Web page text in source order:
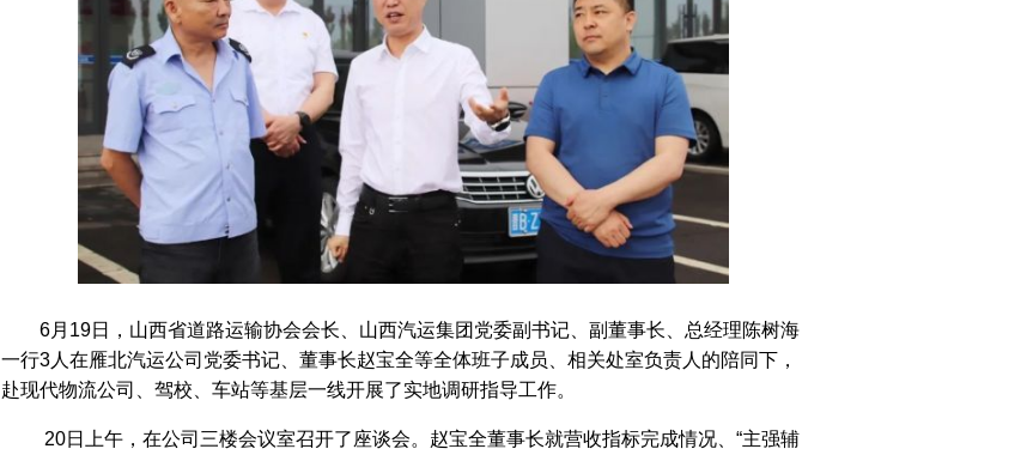
6月19日，山西省道路运输协会会长、山西汽运集团党委副书记、副董事长、总经理陈树海
一行3人在雁北汽运公司党委书记、董事长赵宝全等全体班子成员、相关处室负责人的陪同下，
赴现代物流公司、驾校、车站等基层一线开展了实地调研指导工作。
20日上午，在公司三楼会议室召开了座谈会。赵宝全董事长就营收指标完成情况、“主强辅